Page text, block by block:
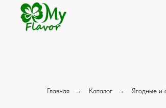
Главная → Каталог → Ягодные и